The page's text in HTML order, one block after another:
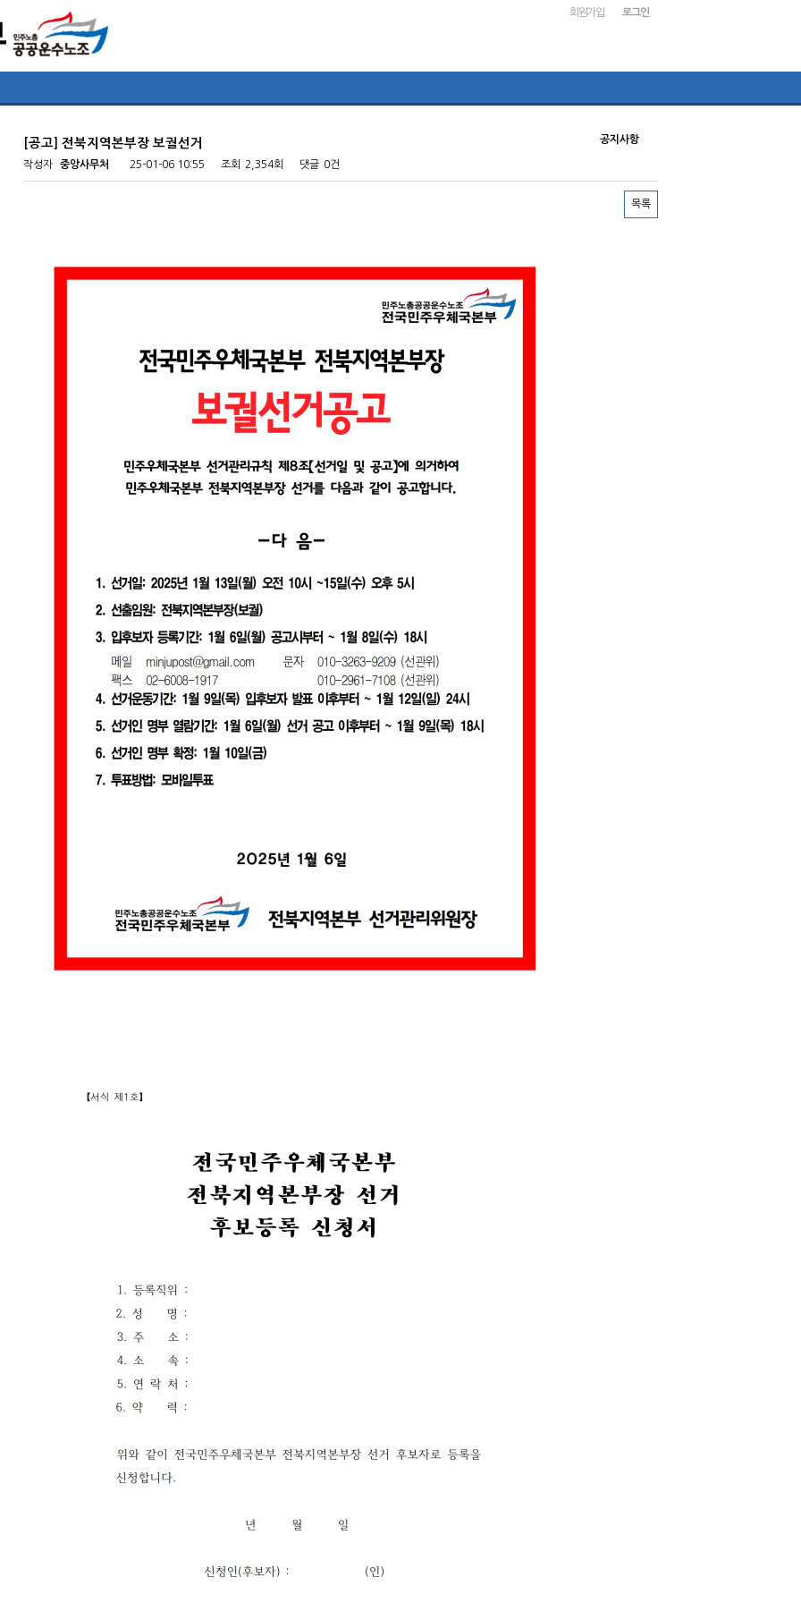
회원가입 로그인
공지사항
[공고] 전북지역본부장 보궐선거
작성자 중앙사무처 25-01-06 10:55 조회 2,354회 댓글 0건
목록